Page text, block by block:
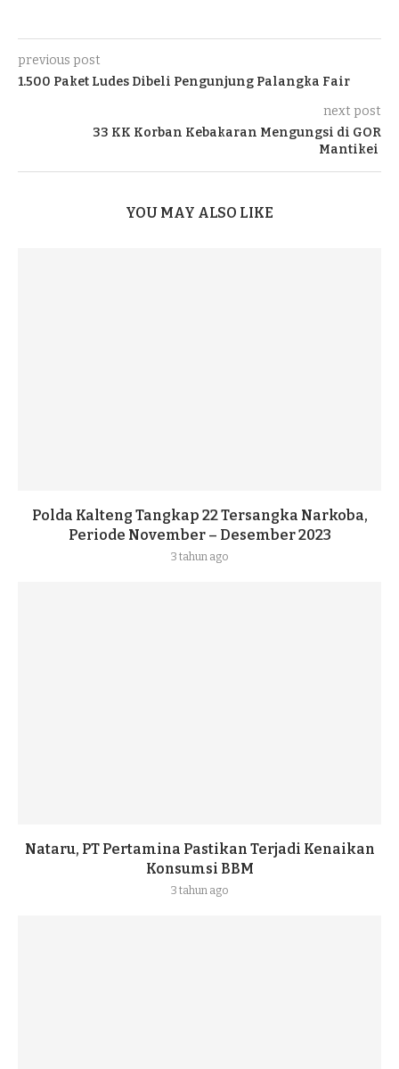
previous post
1.500 Paket Ludes Dibeli Pengunjung Palangka Fair
next post
33 KK Korban Kebakaran Mengungsi di GOR
Mantikei
YOU MAY ALSO LIKE
Polda Kalteng Tangkap 22 Tersangka Narkoba,
Periode November – Desember 2023
3 tahun ago
Nataru, PT Pertamina Pastikan Terjadi Kenaikan
Konsumsi BBM
3 tahun ago